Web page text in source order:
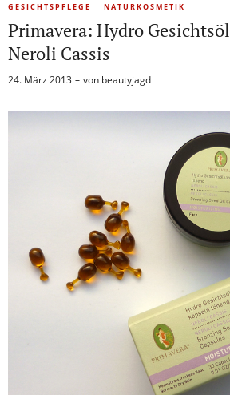
GESICHTSPFLEGE NATURKOSMETIK
Primavera: Hydro
Neroli Cassis
24. März 2013 von beautyjagd